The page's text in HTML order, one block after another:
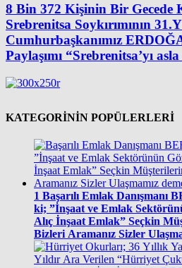
8 Bin 372 Kişinin Bir Gecede
Srebrenitsa Soykırımının
Cumhurbaşkanımız
Paylaşımı “Srebrenitsa’yı
KATEGORİNİN POPÜLERLERİ
1 Başarılı Emlak Danışmanı
ki; ”İnşaat ve Emlak Sektörünün Gözde Adresi Gökhan
Alıç İnşaat Emlak” Seçkin
Bizleri Aramanız Sizler